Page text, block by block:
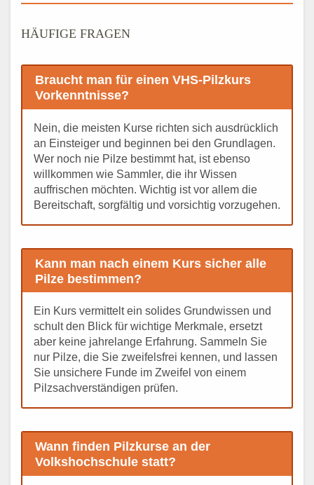
HÄUFIGE FRAGEN
Braucht man für einen VHS-Pilzkurs
Vorkenntnisse?
Nein, die meisten Kurse richten sich ausdrücklich
an Einsteiger und beginnen bei den Grundlagen.
Wer noch nie Pilze bestimmt hat, ist ebenso
willkommen wie Sammler, die ihr Wissen
auffrischen möchten. Wichtig ist vor allem die
Bereitschaft, sorgfältig und vorsichtig vorzugehen.
Kann man nach einem Kurs sicher alle
Pilze bestimmen?
Ein Kurs vermittelt ein solides Grundwissen und
schult den Blick für wichtige Merkmale, ersetzt
aber keine jahrelange Erfahrung. Sammeln Sie
nur Pilze, die Sie zweifelsfrei kennen, und lassen
Sie unsichere Funde im Zweifel von einem
Pilzsachverständigen prüfen.
Wann finden Pilzkurse an der
Volkshochschule statt?